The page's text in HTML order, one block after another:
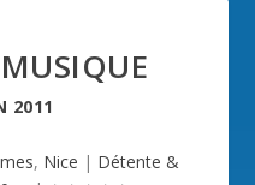
2011
, Nice | Détente &